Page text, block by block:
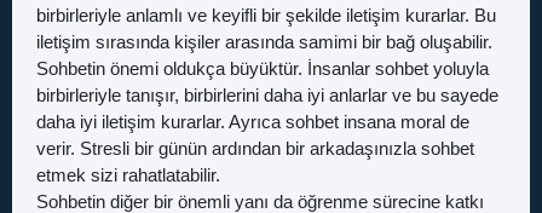
birbirleriyle anlamlı ve keyifli bir şekilde iletişim kurarlar. Bu
iletişim sırasında kişiler arasında samimi bir bağ oluşabilir.
Sohbetin önemi oldukça büyüktür. İnsanlar sohbet yoluyla
birbirleriyle tanışır, birbirlerini daha iyi anlarlar ve bu sayede
daha iyi iletişim kurarlar. Ayrıca sohbet insana moral de
verir. Stresli bir günün ardından bir arkadaşınızla sohbet
etmek sizi rahatlatabilir.
Sohbetin diğer bir önemli yanı da öğrenme sürecine katkı